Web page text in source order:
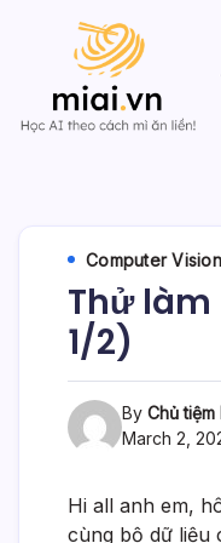
Computer Vision
Thử làm
1/2)
By Chủ tiệm
March 2,
Hi all anh em,
cùng bộ dữ liệu